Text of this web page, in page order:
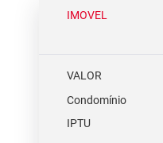
IMOVEL
VALOR
Condomínio
IPTU